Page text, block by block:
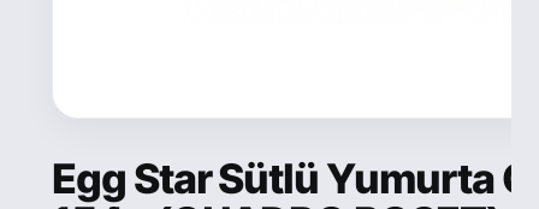
Egg Star Sütlü Yumurta